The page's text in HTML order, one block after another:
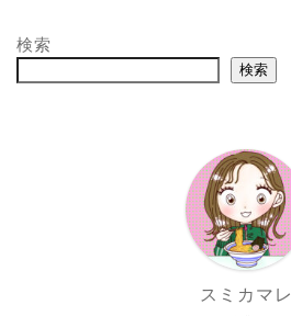
検索
検索
スミカマレ